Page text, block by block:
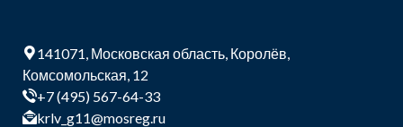
141071, Московская область, Королёв,
Комсомольская, 12
+7 (495) 567-64-33
krlv_g11@mosreg.ru